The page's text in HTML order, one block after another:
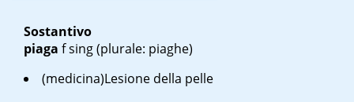
Sostantivo
piaga f sing(plurale: piaghe)
(medicina)Lesione della pelle